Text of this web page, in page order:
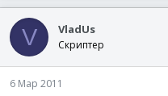
V VladUs
Скриптер
6 Мар 2011